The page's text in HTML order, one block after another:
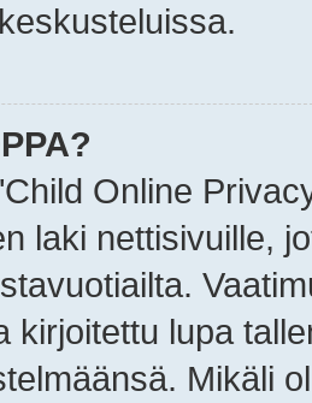
Online
laki nettisivuille,
kirjoitettu lupa
Mikäli